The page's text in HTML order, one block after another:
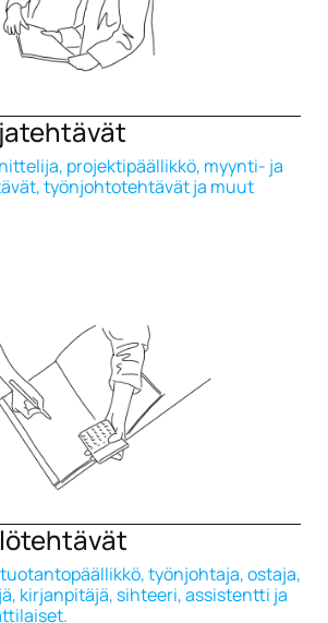
projektipäällikkö, myynti- ja
työnjohtotehtävät ja muut
työnjohtaja, ostaja,
kirjanpitäjä, sihteeri, assistentti ja